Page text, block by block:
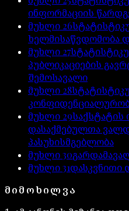
ინფორმაციის
მუხლი 26
ხელმისაწვდომობა
მუხლი 27
პუბლიკაციების
შემოსავალი
მუხლი 28
მუხლი 29საქსტატის
დასაქმებულთა
პასუხისმგებლობა
მუხლი30
მუხლი31დასკვნითი
ᲛᲘᲛᲝᲮᲘᲚᲕᲐ